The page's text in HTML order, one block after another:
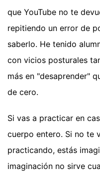
que YouTube no te
repitiendo un error de
saberlo. He tenido
con vicios posturales
más en "desaprender"
de cero.
Si vas a practicar en
cuerpo entero. Si no te
practicando, estás
imaginación no sirve